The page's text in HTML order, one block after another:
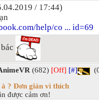
/ 17:44)
help/co ... id=69
(682) [Off] [#]
à ? Đơn giản vì thích
được cảm ơn!